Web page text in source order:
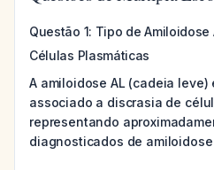
Questão 1: Tipo de
Células Plasmáticas
A amiloidose AL (cadeia
associado a discrasia de
representando
diagnosticados de